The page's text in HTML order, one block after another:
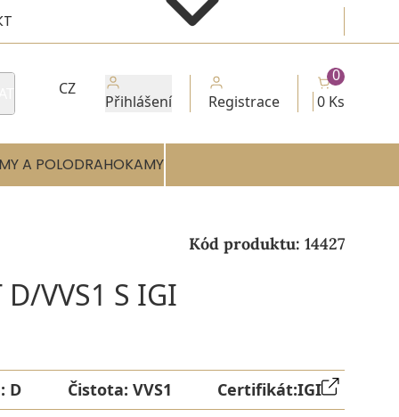
CZ
Přihlášení Registrace 0 Ks
0
A POLODRAHOKAMY
Kód produktu: 14427
VVS1 S IGI
D Čistota: VVS1 Certifikát:IGI